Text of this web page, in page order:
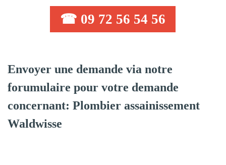
☎ 09 72 56 54 56
Envoyer une demande via notre
forumulaire pour votre demande
concernant: Plombier assainissement
Waldwisse